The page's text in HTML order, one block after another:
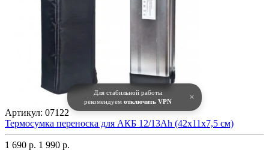
Для стабильной работы
рекомендуем отключить VPN ×
Артикул: 07122
Термосумка переноска для АКБ 12/13Аh (42x11x7,5 см)
1 690 р. 1 990 р.